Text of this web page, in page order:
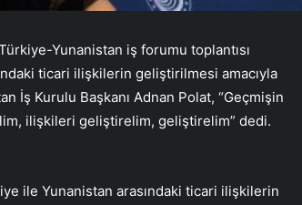
Yunanistan iş forumu toplantısı
ticari ilişkilerin geliştirilmesi amacıyla
İş Kurulu Başkanı Adnan Polat, “Geçmişin
ilişkileri geliştirelim, geliştirelim” dedi.
ile Yunanistan arasındaki ticari ilişkilerin